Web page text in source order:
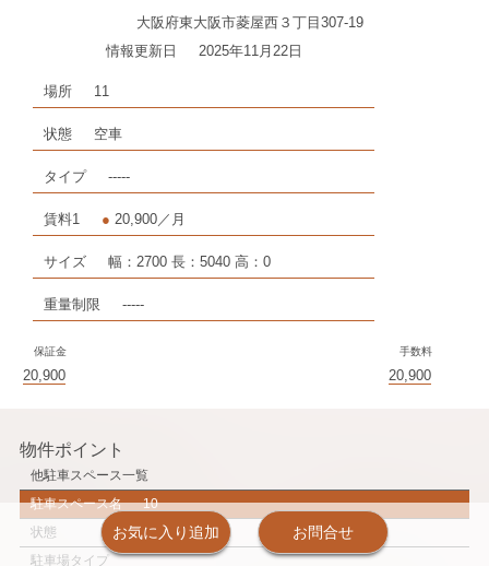
大阪府東大阪市菱屋西３丁目307-19
情報更新日
2025年11月22日
場所 11
状態 空車
タイプ -----
賃料1 ● 20,900／月
サイズ 幅：2700 長：5040 高：0
重量制限 -----
保証金 手数料
20,900 20,900
物件ポイント
他駐車スペース一覧
駐車スペース名
10
状態
駐車場タイプ
お気に入り追加 お問合せ